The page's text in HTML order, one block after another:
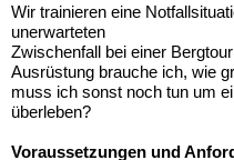
Wir trainieren eine
unerwarteten
Zwischenfall bei einer
Ausrüstung brauche ich, wie
muss ich sonst noch tun um
überleben?
Voraussetzungen und